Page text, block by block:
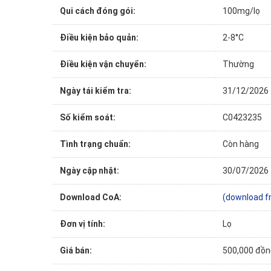
Qui cách đóng gói: 100mg/lọ
Điều kiện bảo quản: 2-8°C
Điều kiện vận chuyển: Thường
Ngày tái kiểm tra: 31/12/2026
Số kiểm soát: C0423235
Tình trạng chuẩn: Còn hàng
Ngày cập nhật: 30/07/2026
Download CoA: (download
Đơn vị tính: Lọ
Giá bán: 500,000